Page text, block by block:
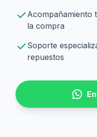
Acompañamiento
la compra
Soporte
repuestos